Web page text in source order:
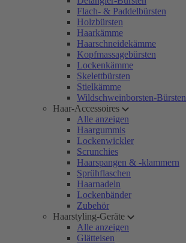
Flach- & Paddelbürsten
Holzbürsten
Haarkämme
Haarschneidekämme
Kopfmassagebürsten
Lockenkämme
Skelettbürsten
Stielkämme
Wildschweinborsten-Bürsten
Haar-Accessoires
Alle anzeigen
Haargummis
Lockenwickler
Scrunchies
Haarspangen & -klammern
Sprühflaschen
Haarnadeln
Lockenbänder
Zubehör
Haarstyling-Geräte
Alle anzeigen
Glätteisen